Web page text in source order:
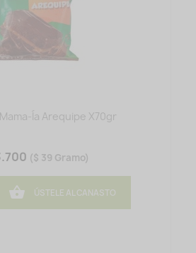
Ía Arequipe X70gr
($ 39 Gramo)
 ÚSTELE AL CANASTO